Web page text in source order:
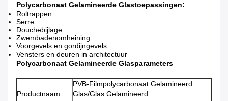
Polycarbonaat Gelamineerde Glastoepassingen:
Roltrappen
Serre
Douchebijlage
Zwembadenomheining
Voorgevels en gordijngevels
Vensters en deuren in architectuur
Polycarbonaat Gelamineerde Glasparameters
Productnaam
PVB-Filmpolycarbonaat Gelamineerd
Glas/Glas Gelamineerd